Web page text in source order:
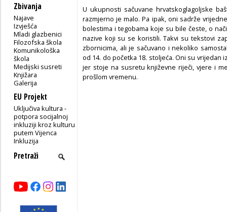
Zbivanja
Najave
Izvješća
Mladi glazbenici
Filozofska škola
Komunikološka
škola
Medijski susreti
Knjižara
Galerija
EU Projekt
Uključiva kultura -
potpora socijalnoj
inkluziji kroz kulturu
putem Vijenca
Inkluzija
U ukupnosti sačuvane hrvatskoglagoljske
razmjerno je malo. Pa ipak, oni sadrže
bolestima i tegobama koje su bile česte, o
nazive koji su se koristili. Takvi su tekstovi
zbornicima, ali je sačuvano i nekoliko
od 14. do početka 18. stoljeća. Oni su vrijedan
jer stoje na susretu književne riječi, vjere i
prošlom vremenu.